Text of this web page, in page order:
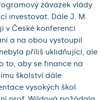
závazek vlády
investovat. Dále J. M.
v České konferenci
a na obou vystoupil
příliš uklidňující, ale
to, aby se finance na
školství dále
vysokých škol